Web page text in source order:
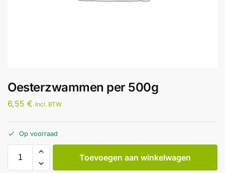
Oesterzwammen per 500g
6,55 € Incl. BTW
Op voorraad
Toevoegen aan winkelwagen